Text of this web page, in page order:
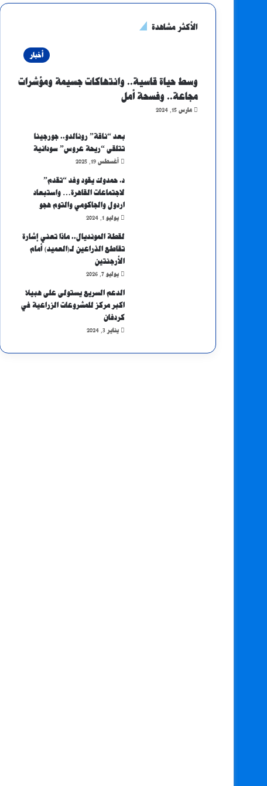
الأكثر مشاهدة
أخبار
وسط حياة قاسية.. وانتهاكات جسيمة ومؤشرات
مجاعة.. وفسحة أمل
مارس 15, 2024
بعد “ناقة” رونالدو.. جورجينا
تتلقى “ريحة عروس” سودانية
أغسطس 19, 2025
د. حمدوك يقود وفد “تقدم”
لاجتماعات القاهرة… واستبعاد
اردول والجاكومي والتوم هجو
يوليو 1, 2024
لقطة المونديال.. ماذا تعني إشارة
تقاطع الذراعين لـ(العميد) أمام
الأرجنتين
يوليو 7, 2026
الدعم السريع يستولى على هبيلا
اكبر مركز للمشروعات الزراعية في
كردفان
يناير 3, 2024